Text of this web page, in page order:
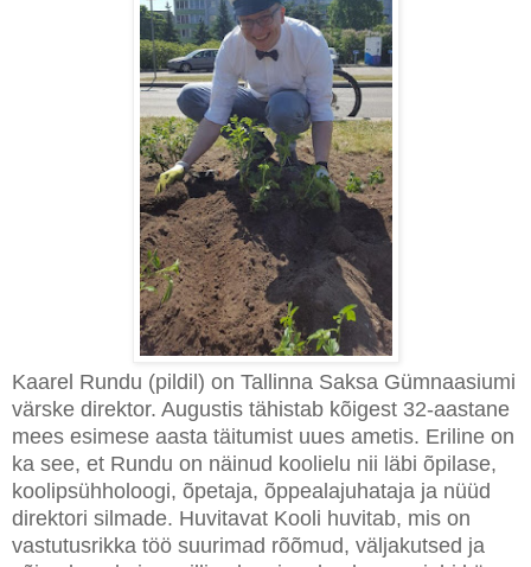
Kaarel Rundu (pildil) on Tallinna Saksa Gümnaasiumi
värske direktor. Augustis tähistab kõigest 32-aastane
mees esimese aasta täitumist uues ametis. Eriline on
ka see, et Rundu on näinud koolielu nii läbi õpilase,
koolipsühholoogi, õpetaja, õppealajuhataja ja nüüd
direktori silmade. Huvitavat Kooli huvitab, mis on
vastutusrikka töö suurimad rõõmud, väljakutsed ja